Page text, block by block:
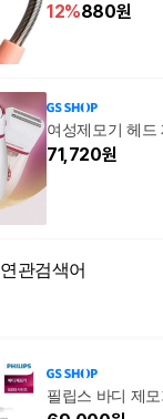
12%880원
여성제모기 헤드
71,720원
연관검색어
필립스 바디 제